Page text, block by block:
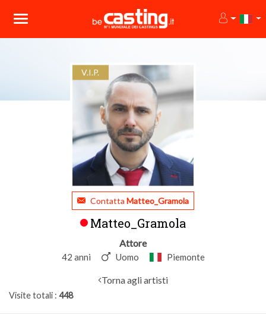
V.I.P.
ContattaMatteo_Gramola
Matteo_Gramola
Attore
42 anni Uomo Piemonte
Torna agli artisti
Visite totali 448